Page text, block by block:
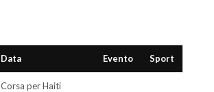
Data Evento Sport
Corsa per Haiti